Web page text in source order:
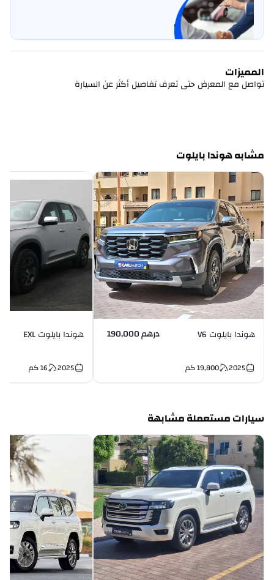
بيع سيارتي
خليها على كارسويتش
المميزات
تواصل مع المعرض حتى تعرف تفاصيل أكثر عن السيارة
مشابه هوندا بايلوت
هوندا بايلوت V6 درهم 190,000
2025
19,800كم
هوندا بايلوت EXL
2025
16كم
سيارات مستعملة مشابهة